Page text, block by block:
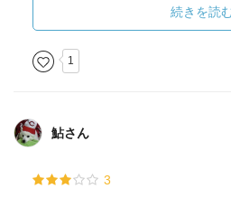
ここでは「青い稲妻」チームの
ムの存続を賭けたゲートボール
ライマックスで繰り広げられる
だった老人たちの華麗なるカー
しかし、島田氏は他の本格推理
ル自体知らない私に手に汗握る
続きを読
1
鮎さん
3